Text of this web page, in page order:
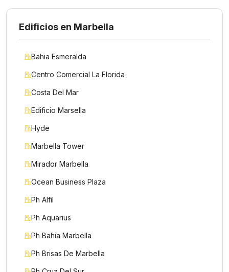
Edificios en Marbella
Bahia Esmeralda
Centro Comercial La Florida
Costa Del Mar
Edificio Marsella
Hyde
Marbella Tower
Mirador Marbella
Ocean Business Plaza
Ph Alfil
Ph Aquarius
Ph Bahia Marbella
Ph Brisas De Marbella